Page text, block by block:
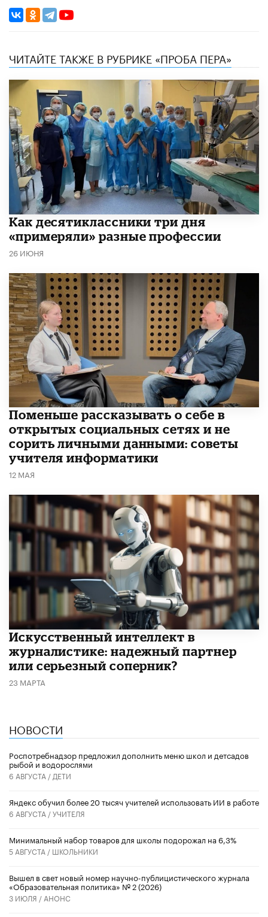
ЧИТАЙТЕ ТАКЖЕ В РУБРИКЕ «ПРОБА ПЕРА»
Как десятиклассники три дня
«примеряли» разные профессии
26 ИЮНЯ
Поменьше рассказывать о себе в
открытых социальных сетях и не
сорить личными данными: советы
учителя информатики
12 МАЯ
Искусственный интеллект в
журналистике: надежный партнер
или серьезный соперник?
23 МАРТА
НОВОСТИ
Роспотребнадзор предложил дополнить меню школ и детсадов
рыбой и водорослями
6 АВГУСТА / ДЕТИ
​Яндекс обучил более 20 тысяч учителей использовать ИИ в работе
6 АВГУСТА /УЧИТЕЛЯ
Минимальный набор товаров для школы подорожал на 6,3%
5 АВГУСТА / ШКОЛЬНИКИ
Вышел в свет новый номер научно-публицистического журнала
«Образовательная политика» № 2 (2026)
3 ИЮЛЯ / АНОНС